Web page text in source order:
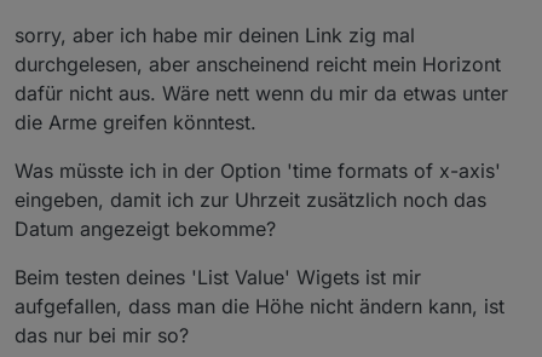
Diagramm?
Nee das geht nicht, kann man aber sicher leicht
einbauen - ich schau mal. Am besten wäre wenn
du dazu ein Issue auf git anlegest, damit wir es
nicht vergessen.
Wie kann ich mir zu der Uhrzeit noch das
Datum in der X-Achse anzeigen lassen?
Du kannst über die Option 'time formats of x-axis'
in der Doku entsprechend beschrieben:
https://github.com/Scrounger/ioBroker.vis-
materialdesign#line-history-chart
Wie kann ich die Messeinheit in der Y-
Achse anzeigen lassen?
Ist noch nicht implementiert. Hier das gleiche wie
oben, bitte ein issue auf github erstellen.
sorry, aber ich habe mir deinen Link zig mal
durchgelesen, aber anscheinend reicht mein Horizont
dafür nicht aus. Wäre nett wenn du mir da etwas unter
die Arme greifen könntest.
Was müsste ich in der Option 'time formats of x-axis'
eingeben, damit ich zur Uhrzeit zusätzlich noch das
Datum angezeigt bekomme?
Beim testen deines 'List Value' Wigets ist mir
aufgefallen, dass man die Höhe nicht ändern kann, ist
das nur bei mir so?